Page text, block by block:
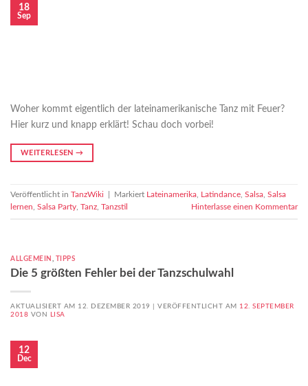
18
Sep
Woher kommt eigentlich der lateinamerikanische Tanz mit Feuer?
Hier kurz und knapp erklärt! Schau doch vorbei!
WEITERLESEN →
Veröffentlicht in TanzWiki Markiert Lateinamerika Latindance Salsa Salsa
lernen
Salsa Party Tanz Tanzstil Hinterlasse einen Kommentar
ALLGEMEIN TIPPS
Die 5 größten Fehler bei der Tanzschulwahl
AKTUALISIERT AM 12. DEZEMBER 2019 |VERÖFFENTLICHT AM 12. SEPTEMBER
2018 VON LISA
12
Dec